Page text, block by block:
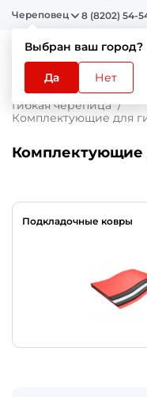
Череповец
Выбран ваш город?
Да Нет
8 (8202) 54-
Главная Каталог
Гибкая черепица
Комплектующие для
Комплектующие
Подкладочные ковры